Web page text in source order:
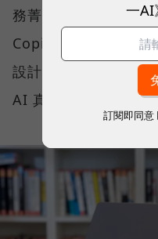
務菁英與專業人士打
Copilot+ PC 架構、
設計、高畫質 OLED
AI 真正流暢地融入日
一AI
訂閱即同意